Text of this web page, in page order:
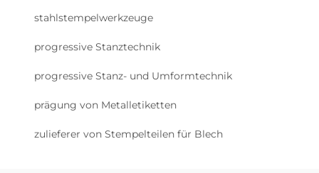
stahlstempelwerkzeuge
progressive Stanztechnik
progressive Stanz- und Umformtechnik
prägung von Metalletiketten
zulieferer von Stempelteilen für Blech